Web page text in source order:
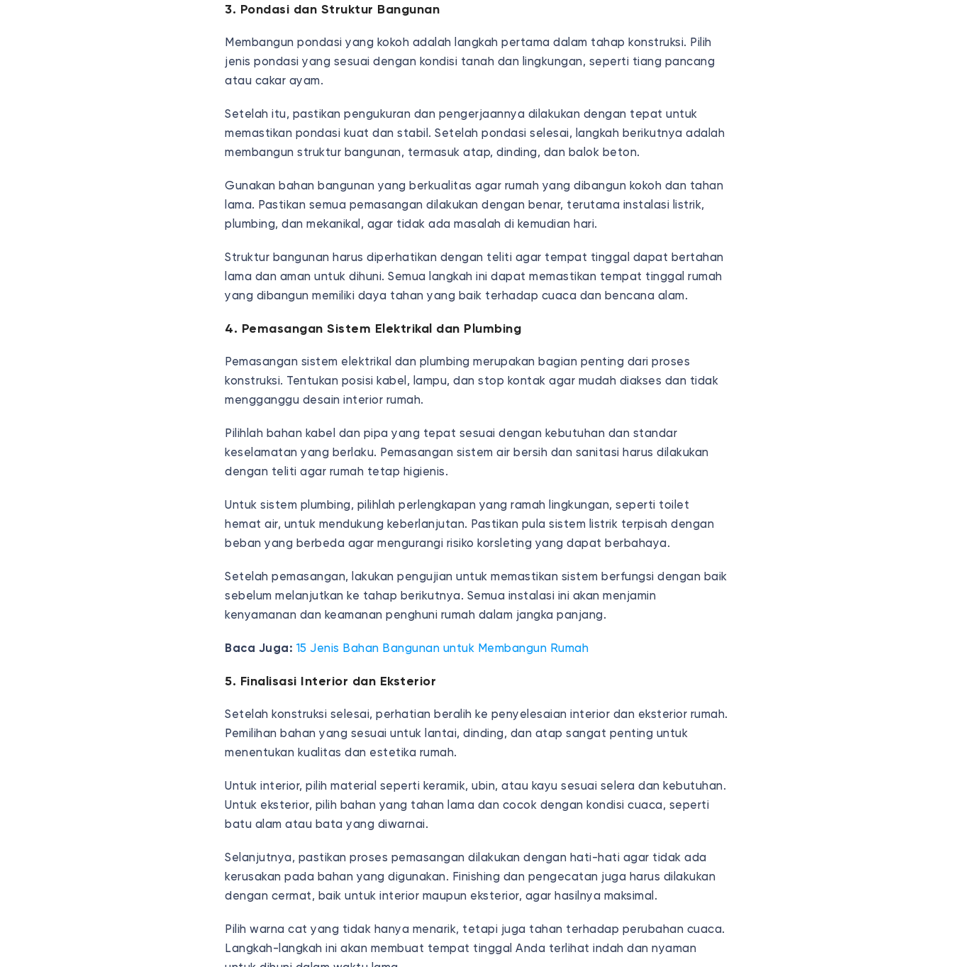
3. Pondasi dan Struktur Bangunan
Membangun pondasi yang kokoh adalah langkah pertama dalam tahap konstruksi. Pilih
jenis pondasi yang sesuai dengan kondisi tanah dan lingkungan, seperti tiang pancang
atau cakar ayam.
Setelah itu, pastikan pengukuran dan pengerjaannya dilakukan dengan tepat untuk
memastikan pondasi kuat dan stabil. Setelah pondasi selesai, langkah berikutnya adalah
membangun struktur bangunan, termasuk atap, dinding, dan balok beton.
Gunakan bahan bangunan yang berkualitas agar rumah yang dibangun kokoh dan tahan
lama. Pastikan semua pemasangan dilakukan dengan benar, terutama instalasi listrik,
plumbing, dan mekanikal, agar tidak ada masalah di kemudian hari.
Struktur bangunan harus diperhatikan dengan teliti agar tempat tinggal dapat bertahan
lama dan aman untuk dihuni. Semua langkah ini dapat memastikan tempat tinggal rumah
yang dibangun memiliki daya tahan yang baik terhadap cuaca dan bencana alam.
4. Pemasangan Sistem Elektrikal dan Plumbing
Pemasangan sistem elektrikal dan plumbing merupakan bagian penting dari proses
konstruksi. Tentukan posisi kabel, lampu, dan stop kontak agar mudah diakses dan tidak
mengganggu desain interior rumah.
Pilihlah bahan kabel dan pipa yang tepat sesuai dengan kebutuhan dan standar
keselamatan yang berlaku. Pemasangan sistem air bersih dan sanitasi harus dilakukan
dengan teliti agar rumah tetap higienis.
Untuk sistem plumbing, pilihlah perlengkapan yang ramah lingkungan, seperti toilet
hemat air, untuk mendukung keberlanjutan. Pastikan pula sistem listrik terpisah dengan
beban yang berbeda agar mengurangi risiko korsleting yang dapat berbahaya.
Setelah pemasangan, lakukan pengujian untuk memastikan sistem berfungsi dengan baik
sebelum melanjutkan ke tahap berikutnya. Semua instalasi ini akan menjamin
kenyamanan dan keamanan penghuni rumah dalam jangka panjang.
Baca Juga: 15 Jenis Bahan Bangunan untuk Membangun Rumah
5. Finalisasi Interior dan Eksterior
Setelah konstruksi selesai, perhatian beralih ke penyelesaian interior dan eksterior rumah.
Pemilihan bahan yang sesuai untuk lantai, dinding, dan atap sangat penting untuk
menentukan kualitas dan estetika rumah.
Untuk interior, pilih material seperti keramik, ubin, atau kayu sesuai selera dan kebutuhan.
Untuk eksterior, pilih bahan yang tahan lama dan cocok dengan kondisi cuaca, seperti
batu alam atau bata yang diwarnai.
Selanjutnya, pastikan proses pemasangan dilakukan dengan hati-hati agar tidak ada
kerusakan pada bahan yang digunakan. Finishing dan pengecatan juga harus dilakukan
dengan cermat, baik untuk interior maupun eksterior, agar hasilnya maksimal.
Pilih warna cat yang tidak hanya menarik, tetapi juga tahan terhadap perubahan cuaca.
Langkah-langkah ini akan membuat tempat tinggal Anda terlihat indah dan nyaman